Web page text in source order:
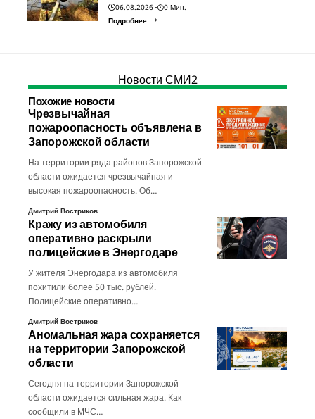
06.08.2026
0 Мин.
Подробнее
Новости СМИ2
Похожие новости
Чрезвычайная
пожароопасность объявлена в
Запорожской области
На территории ряда районов Запорожской
области ожидается чрезвычайная и
высокая пожароопасность. Об…
Дмитрий Востриков
Кражу из автомобиля
оперативно раскрыли
полицейские в Энергодаре
У жителя Энергодара из автомобиля
похитили более 50 тыс. рублей.
Полицейские оперативно…
Дмитрий Востриков
Аномальная жара сохраняется
на территории Запорожской
области
Сегодня на территории Запорожской
области ожидается сильная жара. Как
сообщили в МЧС…